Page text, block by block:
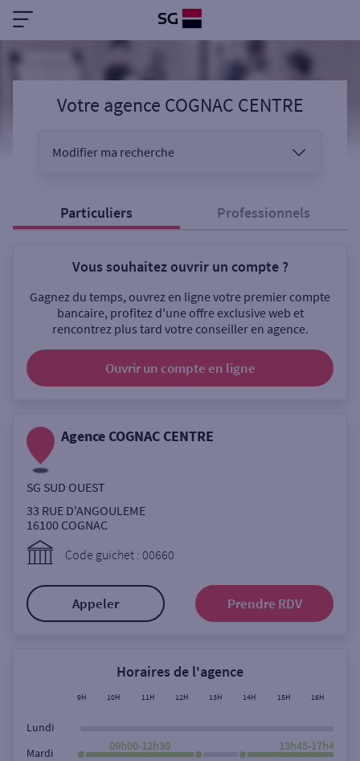
Votre agence COGNAC CENTRE
Modifier ma recherche
Sélectionnez votre recherche
Ouverte le samedi
Ouverte le lundi
Ville / Code postal
Rue
Rechercher
Particuliers Professionnels
Vous souhaitez ouvrir un compte ?
Gagnez du temps, ouvrez en ligne votre premier compte
bancaire, profitez d'une offre exclusive web et
rencontrez plus tard votre conseiller en agence.
Ouvrir un compte en ligne
Agence COGNAC CENTRE
SG SUD OUEST
33 RUE D'ANGOULEME
16100 COGNAC
Code guichet : 00660
Appeler Prendre RDV
Horaires de l'agence
9H 10H 11H 12H 13H 14H 15H 16H
Lundi
Mardi
09h00-12h30 13h45-17h45